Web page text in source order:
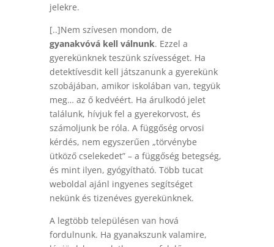
jelekre.
[..]Nem szívesen mondom, de
gyanakvóvá kell válnunk. Ezzel a
gyerekünknek teszünk szívességet. Ha
detektívesdit kell játszanunk a gyerekünk
szobájában, amikor iskolában van, tegyük
meg… az ő kedvéért. Ha árulkodó jelet
találunk, hívjuk fel a gyerekorvost, és
számoljunk be róla. A függőség orvosi
kérdés, nem egyszerűen „törvénybe
ütköző cselekedet” – a függőség betegség,
és mint ilyen, gyógyítható. Több tucat
weboldal ajánl ingyenes segítséget
nekünk és tizenéves gyerekünknek.
A legtöbb településen van hová
fordulnunk. Ha gyanakszunk valamire,